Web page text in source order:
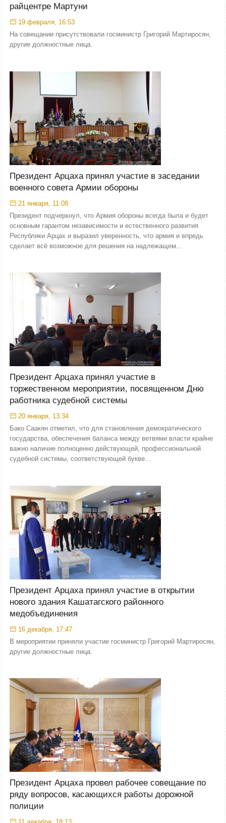
райцентре Мартуни
19 февраля, 16:53
На совещании присутствовали госминистр Григорий Мартиросян,
другие должностные лица.
Президент Арцаха принял участие в заседании
военного совета Армии обороны
21 января, 11:08
Президент подчеркнул, что Армия обороны всегда была и будет
основным гарантом независимости и естественного развития
Республики Арцах и выразил уверенность, что армия и впредь
сделает всё возможное для решения на надлежащем...
Президент Арцаха принял участие в
торжественном мероприятии, посвященном Дню
работника судебной системы
20 января, 13:34
Бако Саакян отметил, что для становления демократического
государства, обеспечения баланса между ветвями власти крайне
важно наличие полноценно действующей, профессиональной
судебной системы, соответствующей букве...
Президент Арцаха принял участие в открытии
нового здания Кашатагского районного
медобъединения
16 декабря, 17:47
В мероприятии приняли участие госминистр Григорий Мартиросян,
другие должностные лица.
Президент Арцаха провел рабочее совещание по
ряду вопросов, касающихся работы дорожной
полиции